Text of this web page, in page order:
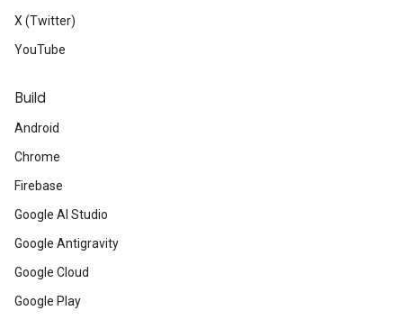
X (Twitter)
YouTube
Build
Android
Chrome
Firebase
Google AI Studio
Google Antigravity
Google Cloud
Google Play